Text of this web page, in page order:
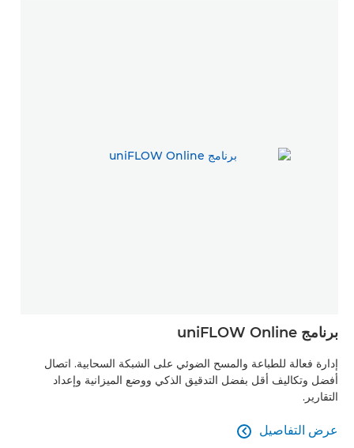
برنامج uniFLOW Online
إدارة فعالة للطباعة والمسح الضوئي على الشبكة السحابية. اتصال
أفضل وتكاليف أقل بفضل التدقيق الذكي ووضع الميزانية وإعداد
التقارير.
عرض التفاصيل
عرض التفاصيل
